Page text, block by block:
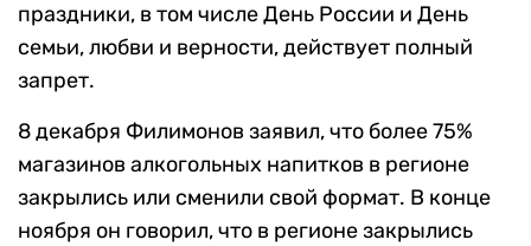
праздники, в том числе День России и День
семьи, любви и верности, действует полный
запрет.
8 декабря Филимонов заявил, что более 75%
магазинов алкогольных напитков в регионе
закрылись или сменили свой формат. В конце
ноября он говорил, что в регионе закрылись